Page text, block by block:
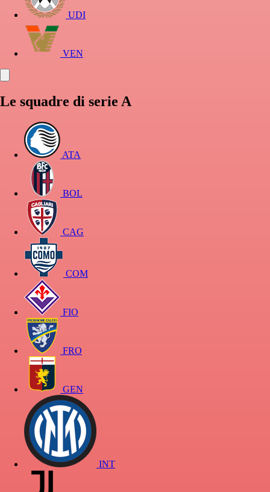
UDI
VEN
Le squadre di serie A
ATA
BOL
CAG
COM
FIO
FRO
GEN
INT